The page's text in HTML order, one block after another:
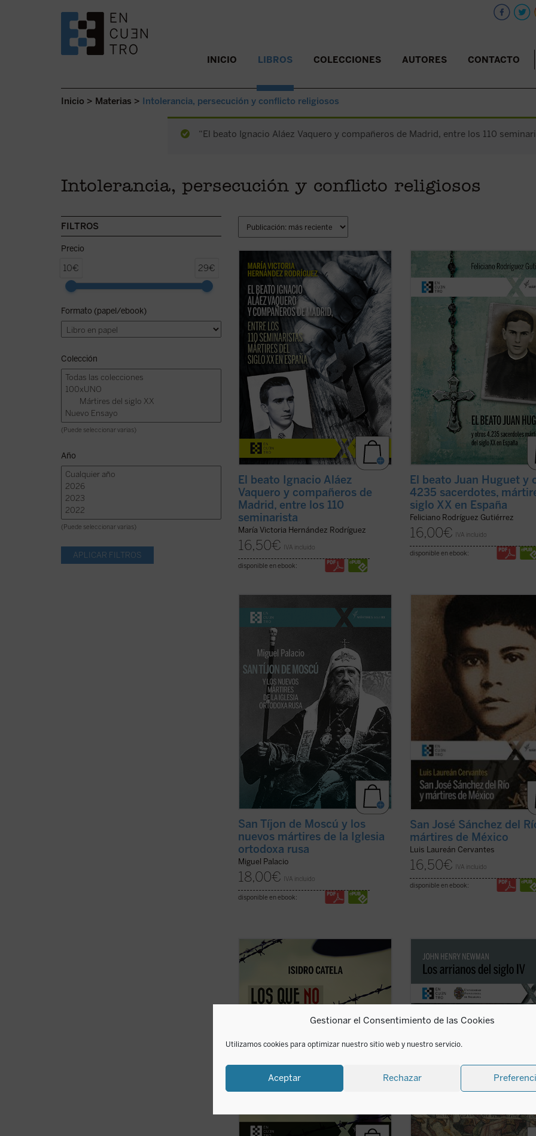
Gestionar el Consentimiento de las Cookies
Utilizamos cookies para optimizar nuestro sitio web y nuestro servicio.
Aceptar Rechazar
SALTAR AL CONTENIDO. INICIO LIBROS COLECCIONES AUTORES CONTACTO
Inicio > Materias > Intolerancia, persecución y conflicto religiosos
“El beato Ignacio Aláez Vaquero y compañeros de Madrid, entre los 110
Intolerancia, persecución y conflicto religiosos
FILTROS
Precio
10€ 29€
Formato (papel/ebook)
Colección
(Puede seleccionar varias)
Año
(Puede seleccionar varias)
La beatificación de estos 11 mártires, en
2026, coincide con el noventa aniversario
de la explosión sangrienta, en 1936, de la
persecución del siglo XX en España. La
postuladora de su Causa de beatificación
presenta aquí una breve pero ...
(ver
ficha)
El beato Ignacio Aláez
Vaquero y compañeros de
Madrid, entre los 110
seminarista
María Victoria Hernández Rodríguez
16,50€ IVA incluido
disponible en ebook:
Este es el primer libro sobre los
sacerdotes y seminaristas
siglo XX en España. Pequeña, pero
hermosa y precisa herramienta
conocer una gran historia. Los
del siglo XX son testigos
la causa del ...
El beato Juan Huguet y
4235 sacerdotes,
siglo XX en España
Feliciano Rodríguez Gutiérrez
16,00€ IVA incluido
disponible en ebook:
Tíjon de Moscú fue elegido patriarca en
1917, en los días de la revolución rusa. Su
mandato no duró ni ocho años. Falleció
en 1925, a los sesenta años, casi seguro
envenenado. En 1989 fue declarado
santo, el primero de los nuevos mártires
...(ver ficha)
San Tíjon de Moscú y los
nuevos mártires de la Iglesia
ortodoxa rusa
Miguel Palacio
18,00€ IVA incluido
disponible en ebook:
¿Qué pasó para que muchos
alzaran contra el gobierno? ¿Fue
legítima la guerra de los cristeros?
joven mártir, no sólo responde a
preguntas con documentos, sino
San José Sánchez del
mártires de México
Luis Laureán Cervantes
16,50€ IVA incluido
disponible en ebook:
El joven campesino austriaco, beato
Francisco Jägerstätter, fue uno de los
de católico, no quiso jurar fidelidad a
Hitler. Aquí se narra su vida y su martirio,
EnLos arrianos del siglo IV
aborda la génesis, el desarrollo y
consecuencias de la herejía arriana,
primera gran crisis de la Iglesia
de la época de las persecuciones.
...(ver ficha)